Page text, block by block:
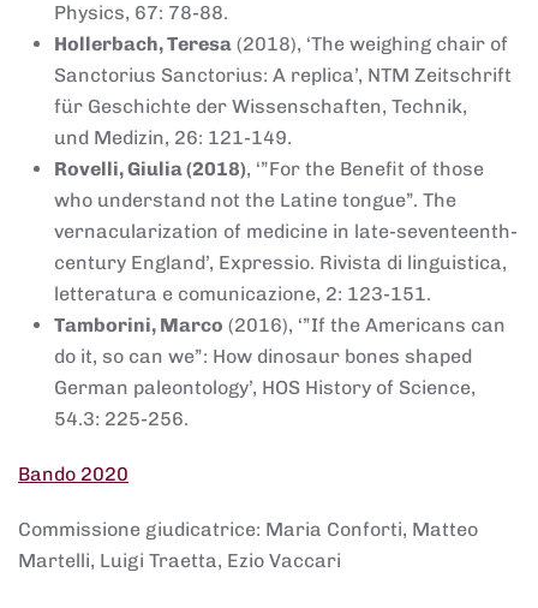
Physics, 67: 78-88.
Hollerbach, Teresa (2018), ‘The weighing chair of
Sanctorius Sanctorius: A replica’, NTM Zeitschrift
für Geschichte der Wissenschaften, Technik,
und Medizin, 26: 121-149.
Rovelli, Giulia (2018), ‘”For the Benefit of those
who understand not the Latine tongue”. The
vernacularization of medicine in late-seventeenth-
century England’, Expressio. Rivista di linguistica,
letteratura e comunicazione, 2: 123-151.
Tamborini, Marco (2016), ‘”If the Americans can
do it, so can we”: How dinosaur bones shaped
German paleontology’, HOS History of Science,
54.3: 225-256.
Bando 2020
Commissione giudicatrice: Maria Conforti, Matteo
Martelli, Luigi Traetta, Ezio Vaccari